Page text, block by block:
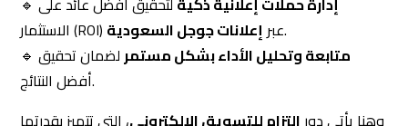
التزام للتسويق الإلكتروني، التي تتميز بقدرتها
على تقديمخدمات تسويق رقمي السعوديةمتكاملة
تساعدك على تحقيق أهدافك التجارية بفعالية.احصل على
استشارة مجانية الآن